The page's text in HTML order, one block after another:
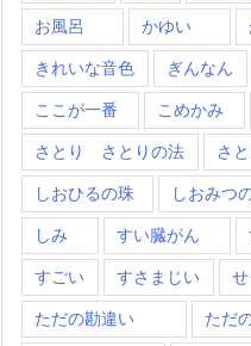
お風呂 かゆい
きれいな音色 ぎんなん
ここが一番 こめかみ
さとり さとりの法 さ
しおひるの珠 しおみつ
しみ すい臓がん
すごい すさまじい
ただの勘違い ただ